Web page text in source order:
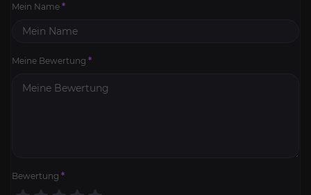
Mein Name *
Meine Bewertung *
Bewertung *